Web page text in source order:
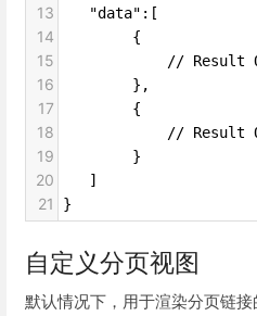
13
   "data":[
14
        {
15
// Result
16
        },
17
        {
18
// Result
19
        }
20
   ]
21 }
自定义分页视图
默认情况下，用于渲染分页链